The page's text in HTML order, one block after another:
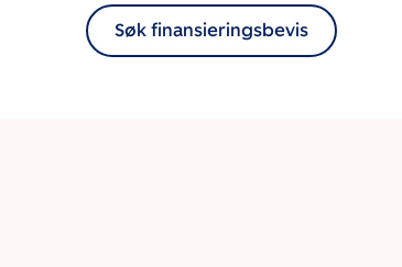
Søk finansieringsbevis